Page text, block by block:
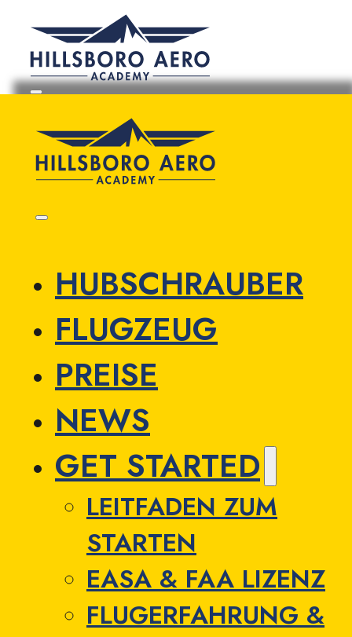
HUBSCHRAUBER
FLUGZEUG
PREISE
NEWS
GET STARTED
LEITFADEN ZUM
STARTEN
EASA & FAA LIZENZ
FLUGERFAHRUNG &